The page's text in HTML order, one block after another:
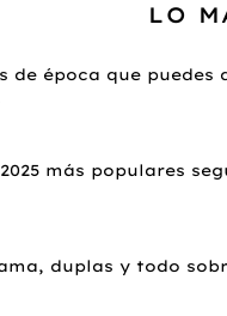
LO
de época que
más populares
duplas y todo